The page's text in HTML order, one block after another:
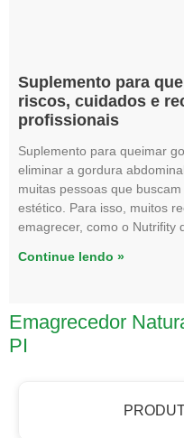
Suplemento para
riscos, cuidados e
profissionais
Suplemento para queimar
eliminar a gordura
muitas pessoas que
estético. Para isso, muitos
emagrecer, como o Nutrifity
Continue lendo »
Emagrecedor
PI